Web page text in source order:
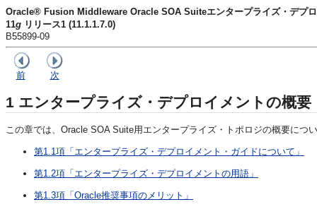
Oracle® Fusion Middleware Oracle SOA Suiteエンタープライズ・デプ
11g リリース1 (11.1.1.7.0)
B55899-09
前 次
1 エンタープライズ・デプロイメントの概要
この章では、Oracle SOA Suite用エンタープライズ・トポロジの概要につ
第1.1項「エンタープライズ・デプロイメント・ガイドについて」
第1.2項「エンタープライズ・デプロイメントの用語」
第1.3項「Oracle推奨事項のメリット」